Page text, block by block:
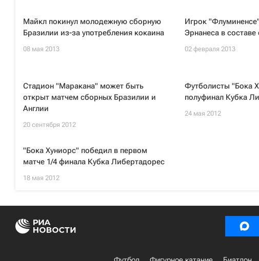
Майкл покинул молодежную сборную
Бразилии из-за употребления кокаина
08 мая 2013
Игрок
Эрнанеса в
02 февраля 2013
Стадион "Маракана" может быть
открыт матчем сборных Бразилии и
Англии
20 сентября 2012
Футболисты "Бока
полуфинал Кубка
24 мая 2012
"Бока Хуниорс" победил в первом
матче 1/4 финала Кубка Либертадорес
18 мая 2012